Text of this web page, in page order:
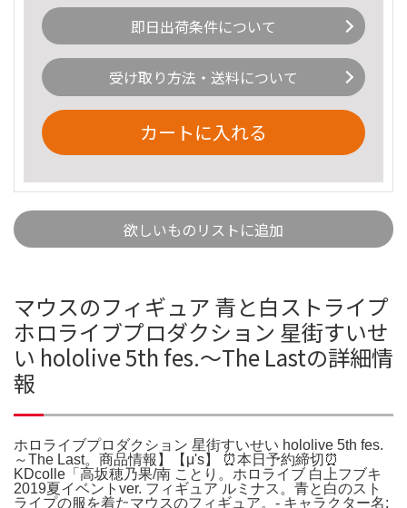
即日出荷条件について
受け取り方法・送料について
カートに入れる
欲しいものリストに追加
マウスのフィギュア 青と白ストライプ
ホロライブプロダクション 星街すいせ
い hololive 5th fes.～The Lastの詳細情
報
ホロライブプロダクション 星街すいせい hololive 5th fes.
～The Last。商品情報】【μ's】 ⏰本日予約締切⏰
KDcolle「高坂穂乃果/南 ことり。ホロライブ 白上フブキ
2019夏イベントver. フィギュア ルミナス。青と白のスト
ライプの服を着たマウスのフィギュア。- キャラクター名: